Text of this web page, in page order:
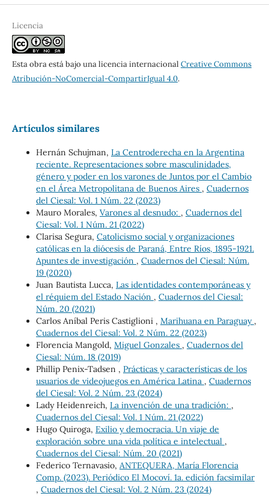
Licencia
Esta obra está bajo una licencia internacional Creative Commons
Atribución-NoComercial-CompartirIgual 4.0.
Artículos similares
Hernán Schujman, La Centroderecha en la Argentina
reciente. Representaciones sobre masculinidades,
género y poder en los varones de Juntos por el Cambio
en el Área Metropolitana de Buenos Aires , Cuadernos
del Ciesal: Vol. 1 Núm. 22 (2023)
Mauro Morales, Varones al desnudo: , Cuadernos del
Ciesal: Vol. 1 Núm. 21 (2022)
Clarisa Segura, Catolicismo social y organizaciones
católicas en la diócesis de Paraná, Entre Ríos, 1895-1921.
Apuntes de investigación , Cuadernos del Ciesal: Núm.
19 (2020)
Juan Bautista Lucca, Las identidades contemporáneas y
el réquiem del Estado Nación , Cuadernos del Ciesal:
Núm. 20 (2021)
Carlos Aníbal Peris Castiglioni , Marihuana en Paraguay ,
Cuadernos del Ciesal: Vol. 2 Núm. 22 (2023)
Florencia Mangold, Miguel Gonzales , Cuadernos del
Ciesal: Núm. 18 (2019)
Phillip Penix-Tadsen , Prácticas y características de los
usuarios de videojuegos en América Latina , Cuadernos
del Ciesal: Vol. 2 Núm. 23 (2024)
Lady Heidenreich, La invención de una tradición: ,
Cuadernos del Ciesal: Vol. 1 Núm. 21 (2022)
Hugo Quiroga, Exilio y democracia. Un viaje de
exploración sobre una vida política e intelectual ,
Cuadernos del Ciesal: Núm. 20 (2021)
Federico Ternavasio, ANTEQUERA, María Florencia
Comp. (2023). Periódico El Mocoví. 1a. edición facsimilar
, Cuadernos del Ciesal: Vol. 2 Núm. 23 (2024)